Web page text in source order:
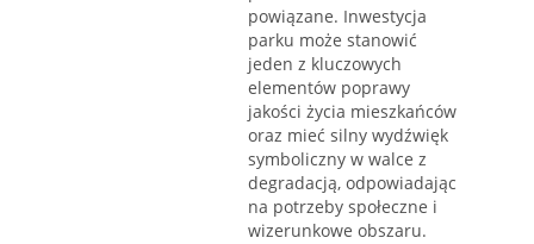
powiązane. Inwestycja
parku może stanowić
jeden z kluczowych
elementów poprawy
jakości życia mieszkańców
oraz mieć silny wydźwięk
symboliczny w walce z
degradacją, odpowiadając
na potrzeby społeczne i
wizerunkowe obszaru.